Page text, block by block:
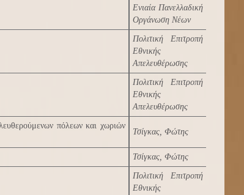
Ενιαία Πανελλαδική
Οργάνωση Νέων
Πολιτική Επιτροπή
Εθνικής
Απελευθέρωσης
Πολιτική Επιτροπή
Εθνικής
Απελευθέρωσης
πόλεων και χωριών
Τσίγκας, Φώτης
Τσίγκας, Φώτης
Πολιτική Επιτροπή
Εθνικής